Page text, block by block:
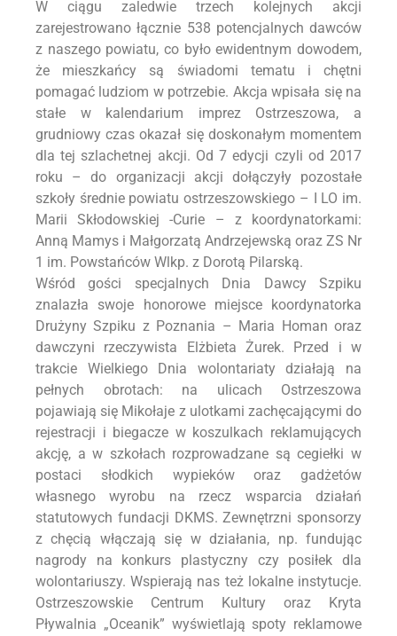
W ciągu zaledwie trzech kolejnych akcji
zarejestrowano łącznie 538 potencjalnych dawców
z naszego powiatu, co było ewidentnym dowodem,
że mieszkańcy są świadomi tematu i chętni
pomagać ludziom w potrzebie. Akcja wpisała się na
stałe w kalendarium imprez Ostrzeszowa, a
grudniowy czas okazał się doskonałym momentem
dla tej szlachetnej akcji. Od 7 edycji czyli od 2017
roku – do organizacji akcji dołączyły pozostałe
szkoły średnie powiatu ostrzeszowskiego – I LO im.
Marii Skłodowskiej -Curie – z koordynatorkami:
Anną Mamys i Małgorzatą Andrzejewską oraz ZS Nr
1 im. Powstańców Wlkp. z Dorotą Pilarską.
Wśród gości specjalnych Dnia Dawcy Szpiku
znalazła swoje honorowe miejsce koordynatorka
Drużyny Szpiku z Poznania – Maria Homan oraz
dawczyni rzeczywista Elżbieta Żurek. Przed i w
trakcie Wielkiego Dnia wolontariaty działają na
pełnych obrotach: na ulicach Ostrzeszowa
pojawiają się Mikołaje z ulotkami zachęcającymi do
rejestracji i biegacze w koszulkach reklamujących
akcję, a w szkołach rozprowadzane są cegiełki w
postaci słodkich wypieków oraz gadżetów
własnego wyrobu na rzecz wsparcia działań
statutowych fundacji DKMS. Zewnętrzni sponsorzy
z chęcią włączają się w działania, np. fundując
nagrody na konkurs plastyczny czy posiłek dla
wolontariuszy. Wspierają nas też lokalne instytucje.
Ostrzeszowskie Centrum Kultury oraz Kryta
Pływalnia „Oceanik” wyświetlają spoty reklamowe